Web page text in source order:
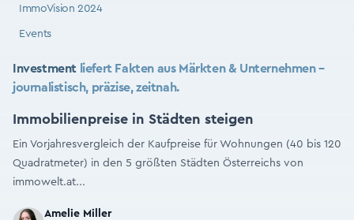
ImmoVision 2024
Events
Investment liefert Fakten aus Märkten & Unternehmen –
journalistisch, präzise, zeitnah.
Immobilienpreise in Städten steigen
Ein Vorjahresvergleich der Kaufpreise für Wohnungen (40 bis 120
Quadratmeter) in den 5 größten Städten Österreichs von
immowelt.at...
Amelie Miller